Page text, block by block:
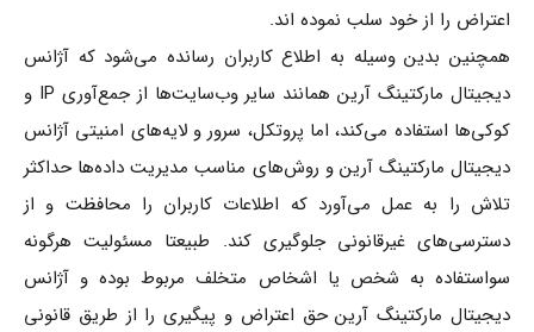
اعتراض را از خود سلب نموده اند.
همچنین بدین وسیله به اطلاع کاربران رسانده می‌شود که آژانس
دیجیتال مارکتینگ آرین همانند سایر وب‌سایت‌ها از جمع‌آوری IP و
کوکی‌ها استفاده می‌کند، اما پروتکل، سرور و لایه‌های امنیتی آژانس
دیجیتال مارکتینگ آرین و روش‌های مناسب مدیریت داده‌ها حداکثر
تلاش را به عمل می‌آورد که اطلاعات کاربران را محافظت و از
دسترسی‌های غیرقانونی جلوگیری کند. طبیعتا مسئولیت هرگونه
سواستفاده به شخص یا اشخاص متخلف مربوط بوده و آژانس
دیجیتال مارکتینگ آرین حق اعتراض و پیگیری را از طریق قانونی